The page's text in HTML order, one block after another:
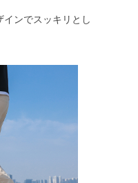
インでスッキリとし